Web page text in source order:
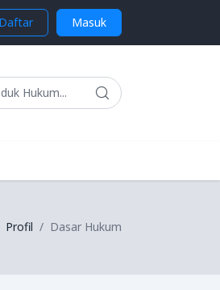
Daftar Masuk
Profil Dasar Hukum